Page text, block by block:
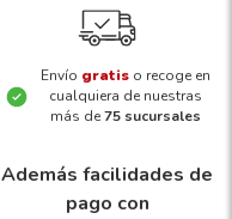
Envío gratis o recoge en
cualquiera de nuestras
más de75 sucursales
Además facilidades de
pago con